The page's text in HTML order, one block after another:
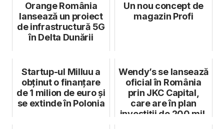
Orange România
lansează un proiect
de infrastructură 5G
în Delta Dunării
Un nou concept de
magazin Profi
Startup-ul Milluu a
obținut o finanțare
de 1 milion de euro și
se extinde în Polonia
Wendy’s se lansează
oficial în România
prin JKC Capital,
care are în plan
investiții de 200 mil.